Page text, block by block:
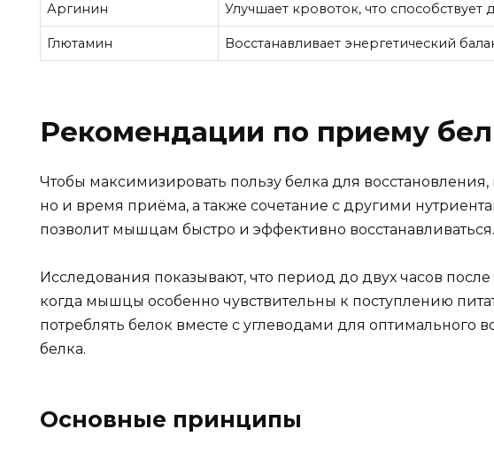
Аргинин Улучшает кровоток, что
Глютамин Восстанавливает энергетический
Рекомендации по приему
Чтобы максимизировать пользу белка для
но и время приёма, а также сочетание с другими
позволит мышцам быстро и эффективно восстанавливаться.
Исследования показывают, что период до двух часов
когда мышцы особенно чувствительны к поступлению
потреблять белок вместе с углеводами для оптимального
белка.
Основные принципы